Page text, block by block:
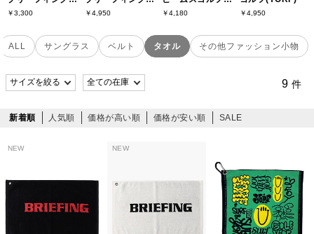
￥3,300 ￥4,950 ￥4,180 ￥4,950
ALL サングラス ベルト タオル その他ファッション小物
9 件
新着順 人気順 価格が高い順 価格が安い順 SALE
NEW NEW